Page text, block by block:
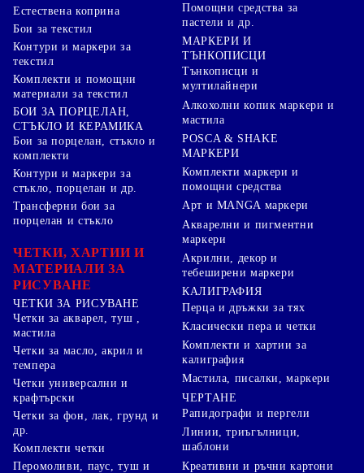
Естествена коприна
Бои за текстил
Контури и маркери за
текстил
Комплекти и помощни
материали за текстил
БОИ ЗА ПОРЦЕЛАН,
СТЪКЛО И КЕРАМИКА
Бои за порцелан, стъкло и
комплекти
Контури и маркери за
стъкло, порцелан и др.
Трансферни бои за
порцелан и стъкло
ЧЕТКИ, ХАРТИИ И
МАТЕРИАЛИ ЗА
РИСУВАНЕ
ЧЕТКИ ЗА РИСУВАНЕ
Четки за акварел, туш ,
мастила
Четки за масло, акрил и
темпера
Четки универсални и
крафтърски
Четки за фон, лак, грунд и
др.
Комплекти четки
Помощни средства за
пастели и др.
МАРКЕРИ И
ТЪНКОПИСЦИ
Тънкописци и
мултилайнери
Алкохолни копик маркери и
мастила
POSCA & SHAKE
МАРКЕРИ
Комплекти маркери и
помощни средства
Арт и MANGA маркери
Акварелни и пигментни
маркери
Акрилни, декор и
тебеширени маркери
КАЛИГРАФИЯ
Перца и дръжки за тях
Класически пера и четки
Комплекти и хартии за
калиграфия
Мастила, писалки, маркери
ЧЕРТАНЕ
Рапидографи и пергели
Линии, триъгълници,
шаблони
Перомоливи, паус, туш и
Креативни и ръчни картони